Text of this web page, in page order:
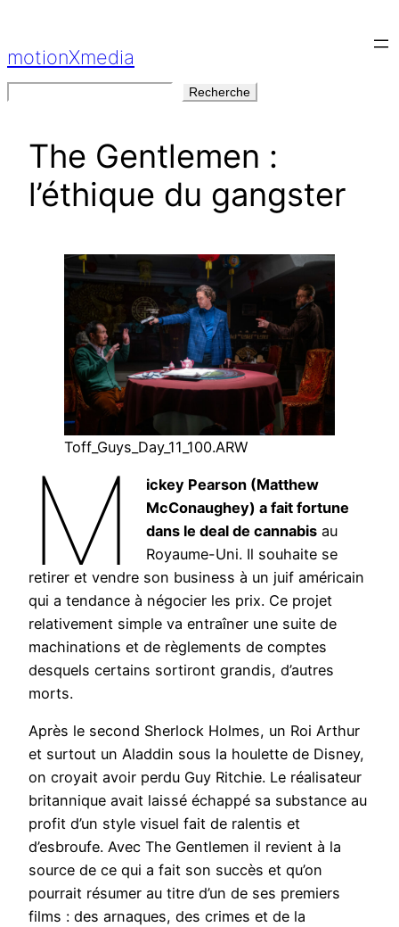
contenu
motionXmedia
Recherche
The Gentlemen :
l’éthique du gangster
Toff_Guys_Day_11_100.ARW
M
ickey Pearson (Matthew
McConaughey) a fait fortune
dans le deal de cannabisau
Royaume-Uni. Il souhaite se
retirer et vendre son business à un juif américain
qui a tendance à négocier les prix. Ce projet
relativement simple va entraîner une suite de
machinations et de règlements de comptes
desquels certains sortiront grandis, d’autres
morts.
Après le second Sherlock Holmes, un Roi Arthur
et surtout un Aladdin sous la houlette de Disney,
on croyait avoir perdu Guy Ritchie. Le réalisateur
britannique avait laissé échappé sa substance au
profit d’un style visuel fait de ralentis et
d’esbroufe. Avec The Gentlemen il revient à la
source de ce qui a fait son succès et qu’on
pourrait résumer au titre d’un de ses premiers
films : des arnaques, des crimes et de la